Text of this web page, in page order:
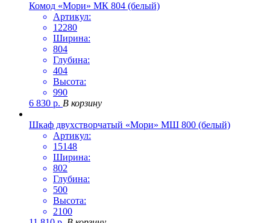
Комод «Мори» МК 804 (белый)
Артикул:
12280
Ширина:
804
Глубина:
404
Высота:
990
6 830 р. В корзину
Шкаф двухстворчатый «Мори» МШ 800 (белый)
Артикул:
15148
Ширина:
802
Глубина:
500
Высота:
2100